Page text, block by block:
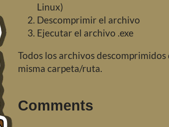
Linux)
Descomprimir el archivo
Ejecutar el archivo .exe
Todos los archivos
misma carpeta/ruta.
Comments